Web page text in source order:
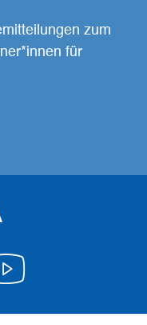
zum
für
Youtube